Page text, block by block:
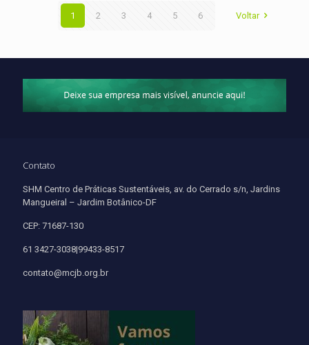
1 2 3 4 5 6 Voltar
Contato
SHM Centro de Práticas Sustentáveis, av. do Cerrado s/n, Jardins
Mangueiral – Jardim Botânico-DF
CEP: 71687-130
61 3427-3038|99433-8517
contato@mcjb.org.br